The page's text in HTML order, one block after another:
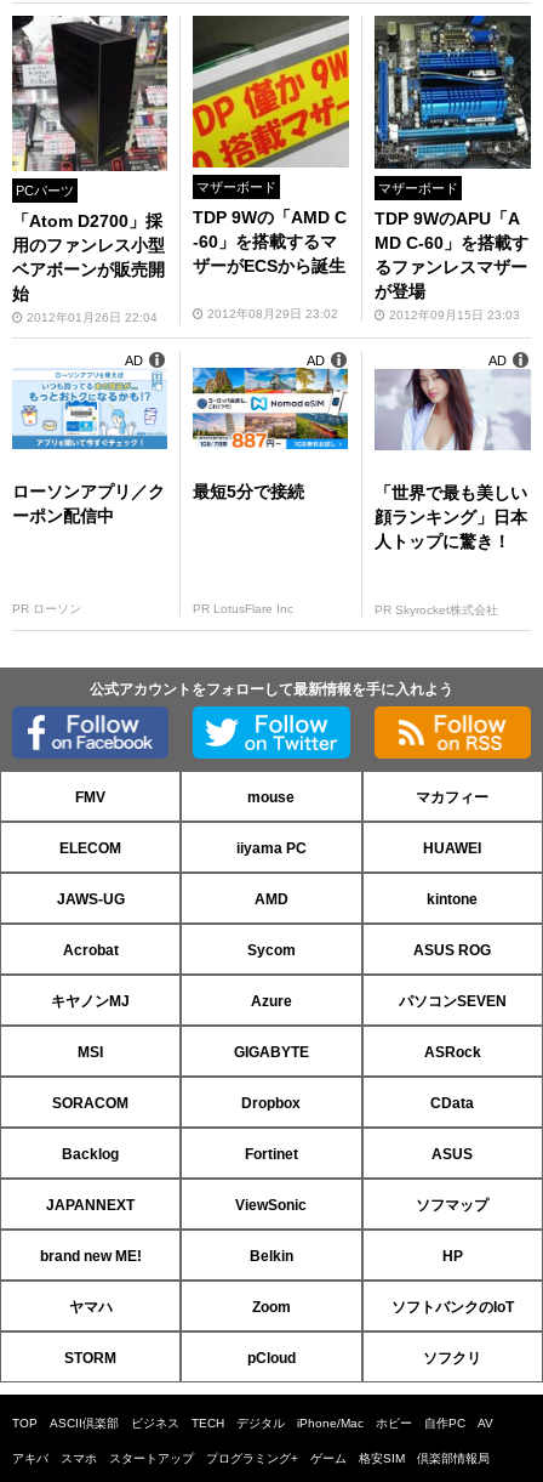
PCパーツ
「Atom D2700」採
用のファンレス小型
ベアボーンが販売開
始
2012年01月26日 22:04
マザーボード
TDP 9Wの「AMD C
-60」を搭載するマ
ザーがECSから誕生
2012年08月29日 23:02
マザーボード
TDP 9WのAPU「A
MD C-60」を搭載す
るファンレスマザー
が登場
2012年09月15日 23:03
ローソンアプリ／ク
ーポン配信中
PR ローソン
AD
最短5分で接続
PR LotusFlare Inc
AD
「世界で最も美しい
顔ランキング」日本
人トップに驚き！
PR Skyrocket株式会社
AD
公式アカウントをフォローして最新情報を手に入れよう
FMV mouse マカフィー
ELECOM iiyama PC HUAWEI
JAWS-UG AMD kintone
Acrobat Sycom ASUS ROG
キヤノンMJ Azure パソコンSEVEN
MSI GIGABYTE ASRock
SORACOM Dropbox CData
Backlog Fortinet ASUS
JAPANNEXT ViewSonic ソフマップ
brand new ME! Belkin HP
ヤマハ Zoom ソフトバンクのIoT
STORM pCloud ソフクリ
TOP ASCII倶楽部 ビジネス TECH デジタル iPhone/Mac ホビー 自作PC AV
アキバ スマホ スタートアップ プログラミング+ ゲーム 格安SIM 倶楽部情報局